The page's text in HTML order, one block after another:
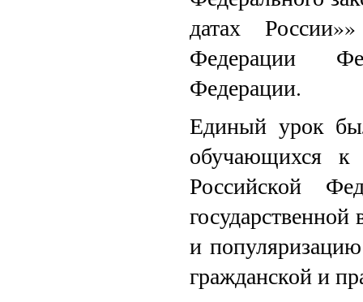
датах
Федерации
Федерации.
Единый урок
обучающихся к
Российской
и
гражданской и